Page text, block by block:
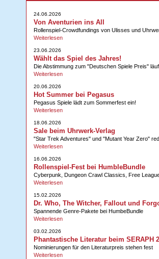
24.06.2026
Von Aventurien ins All
Rollenspiel-Crowdfundings von Ulisses und
Weiterlesen
23.06.2026
Wählt das Spiel des Jahres!
Die Abstimmung zum "Deutschen Spiele Preis"
Weiterlesen
20.06.2026
Hot Summer bei Pegasus
Pegasus Spiele lädt zum Sommerfest ein!
Weiterlesen
18.06.2026
Sale beim Uhrwerk-Verlag
"Star Trek Adventures" und "Mutant Year Zero"
Weiterlesen
16.06.2026
Rollenspiel-Fest bei HumbleBundle
Cyberpunk, Dungeon Crawl Classics, Free League
Weiterlesen
15.02.2026
Dr. Who, The Witcher, Fallout und
Spannende Genre-Pakete bei HumbeBundle
Weiterlesen
03.02.2026
Phantastische Literatur beim SERAPH
Nominierungen für den Literaturpreis stehen fest
Weiterlesen